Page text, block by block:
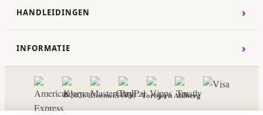
HANDLEIDINGEN ›
INFORMATIE ›
© 2026 BloemenFix.nl -Torbjorn Ahlberg